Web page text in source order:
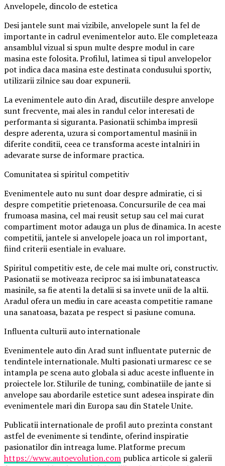
Anvelopele, dincolo de estetica
Desi jantele sunt mai vizibile, anvelopele sunt la fel de
importante in cadrul evenimentelor auto. Ele completeaza
ansamblul vizual si spun multe despre modul in care
masina este folosita. Profilul, latimea si tipul anvelopelor
pot indica daca masina este destinata condusului sportiv,
utilizarii zilnice sau doar expunerii.
La evenimentele auto din Arad, discutiile despre anvelope
sunt frecvente, mai ales in randul celor interesati de
performanta si siguranta. Pasionatii schimba impresii
despre aderenta, uzura si comportamentul masinii in
diferite conditii, ceea ce transforma aceste intalniri in
adevarate surse de informare practica.
Comunitatea si spiritul competitiv
Evenimentele auto nu sunt doar despre admiratie, ci si
despre competitie prietenoasa. Concursurile de cea mai
frumoasa masina, cel mai reusit setup sau cel mai curat
compartiment motor adauga un plus de dinamica. In aceste
competitii, jantele si anvelopele joaca un rol important,
fiind criterii esentiale in evaluare.
Spiritul competitiv este, de cele mai multe ori, constructiv.
Pasionatii se motiveaza reciproc sa isi imbunatateasca
masinile, sa fie atenti la detalii si sa invete unii de la altii.
Aradul ofera un mediu in care aceasta competitie ramane
una sanatoasa, bazata pe respect si pasiune comuna.
Influenta culturii auto internationale
Evenimentele auto din Arad sunt influentate puternic de
tendintele internationale. Multi pasionati urmaresc ce se
intampla pe scena auto globala si aduc aceste influente in
proiectele lor. Stilurile de tuning, combinatiile de jante si
anvelope sau abordarile estetice sunt adesea inspirate din
evenimentele mari din Europa sau din Statele Unite.
Publicatii internationale de profil auto prezinta constant
astfel de evenimente si tendinte, oferind inspiratie
pasionatilor din intreaga lume. Platforme precum
https://www.autoevolution.com publica articole si galerii